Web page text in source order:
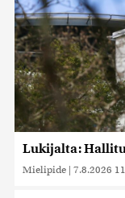
Lukijalta:
Mielipide | 7.8.2026